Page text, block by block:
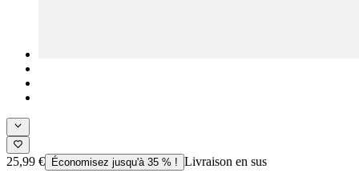
25,99 € Économisez jusqu'à 35 % ! Livraison en sus